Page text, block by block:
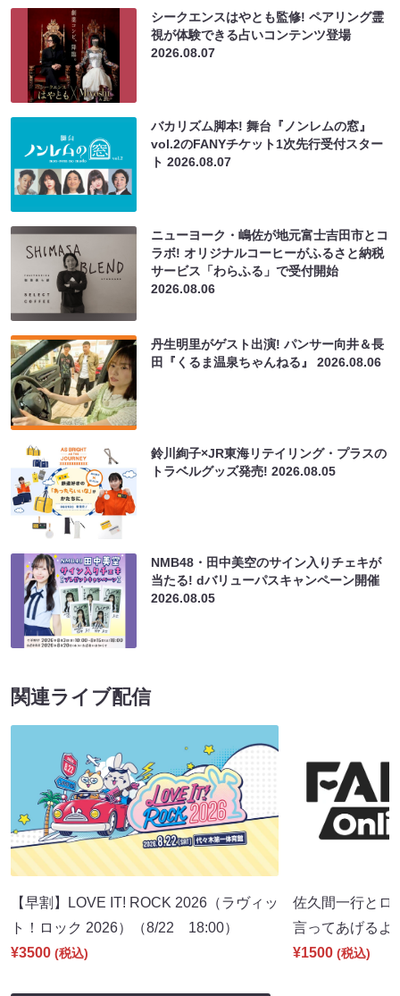
シークエンスはやとも監修! ペアリング霊
視が体験できる占いコンテンツ登場
2026.08.07
バカリズム脚本! 舞台『ノンレムの窓』
vol.2のFANYチケット1次先行受付スター
ト2026.08.07
ニューヨーク・嶋佐が地元富士吉田市とコ
ラボ! オリジナルコーヒーがふるさと納税
サービス「わらふる」で受付開始
2026.08.06
丹生明里がゲスト出演! パンサー向井＆長
田『くるま温泉ちゃんねる』2026.08.06
鈴川絢子×JR東海リテイリング・プラスの
トラベルグッズ発売!2026.08.05
NMB48・田中美空のサイン入りチェキが
当たる! dバリューパスキャンペーン開催
2026.08.05
関連ライブ配信
【早割】LOVE IT! ROCK 2026（ラヴィッ
ト！ロック 2026）（8/22 18:00）
¥3500 (税込)
佐久間一行とロ
言ってあげる
¥1500 (税込)